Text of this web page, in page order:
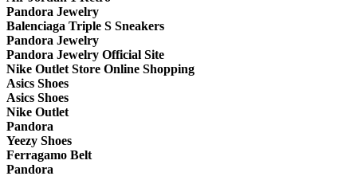
Pandora Jewelry
Balenciaga Triple S Sneakers
Pandora Jewelry
Pandora Jewelry Official Site
Nike Outlet Store Online Shopping
Asics Shoes
Asics Shoes
Nike Outlet
Pandora
Yeezy Shoes
Ferragamo Belt
Pandora